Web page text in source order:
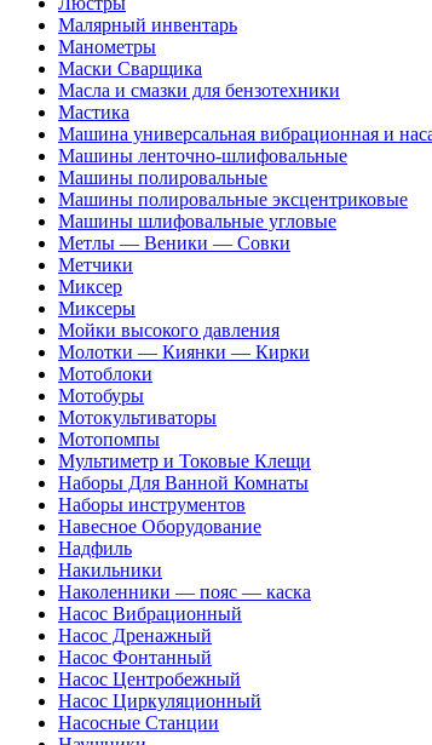
Малярный инвентарь
Манометры
Маски Сварщика
Масла и смазки для бензотехники
Мастика
Машина универсальная вибрационная и
Машины ленточно-шлифовальные
Машины полировальные
Машины полировальные эксцентриковые
Машины шлифовальные угловые
Метлы — Веники — Совки
Метчики
Миксер
Миксеры
Мойки высокого давления
Молотки — Киянки — Кирки
Мотоблоки
Мотобуры
Мотокультиваторы
Мотопомпы
Мультиметр и Токовые Клещи
Наборы Для Ванной Комнаты
Наборы инструментов
Навесное Оборудование
Надфиль
Накильники
Наколенники — пояс — каска
Насос Вибрационный
Насос Дренажный
Насос Фонтанный
Насос Центробежный
Насос Циркуляционный
Насосные Станции